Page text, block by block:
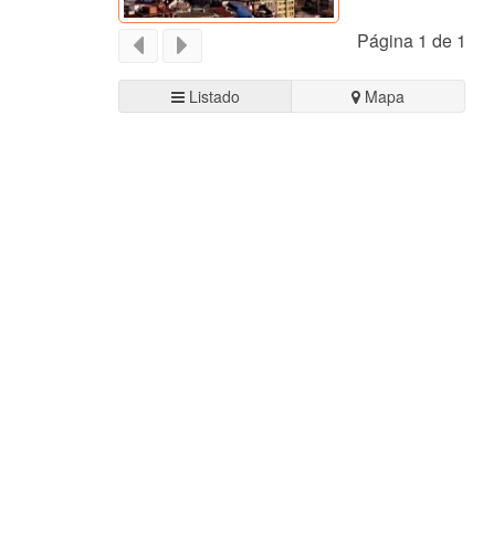
Página 1 de 1
Listado Mapa